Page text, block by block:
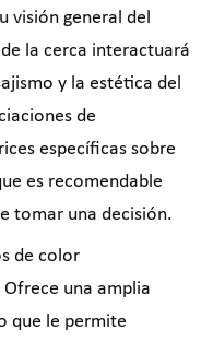
visión general del
la cerca interactuará
y la estética del
de
específicas sobre
es recomendable
tomar una decisión.
de color
Ofrece una amplia
que le permite